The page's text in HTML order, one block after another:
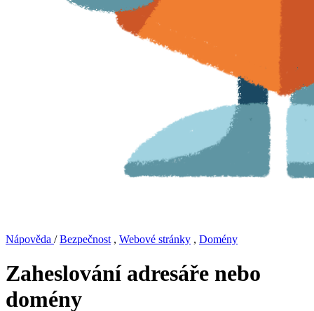
Nápověda / Bezpečnost , Webové stránky , Domény
Zaheslování adresáře nebo
domény